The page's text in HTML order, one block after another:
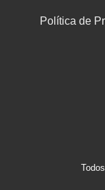
Política de